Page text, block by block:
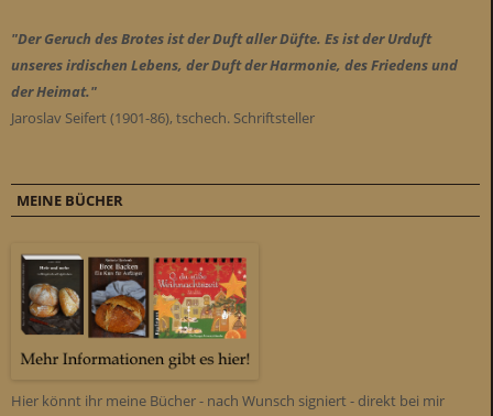
"Der Geruch des Brotes ist der Duft aller Düfte. Es ist der Urduft
unseres irdischen Lebens, der Duft der Harmonie, des Friedens und
der Heimat."
Jaroslav Seifert (1901-86), tschech. Schriftsteller
MEINE BÜCHER
Hier könnt ihr meine Bücher - nach Wunsch signiert - direkt bei mir